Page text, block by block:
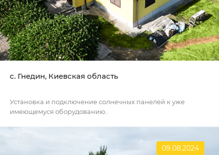
c. Гнедин, Киевская область
Установка и подключение солнечных панелей к уже
имеющемуся оборудованию..
09.08.2024